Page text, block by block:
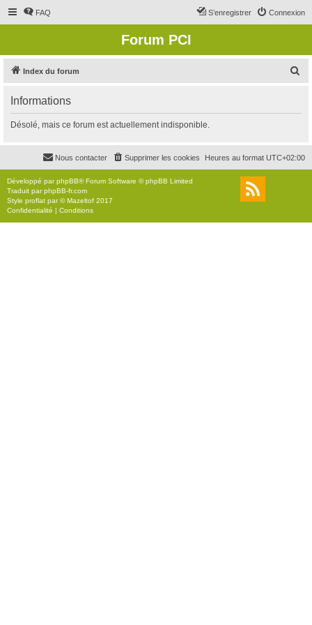
FAQ Connexion
S’enregistrer
Forum PCI
Index du forum
r
c
r
Informations
Désolé, mais ce forum est actuellement indisponible.
Heures au format UTC+02:00
Supprimer les cookies
Nous contacter
Développé parphpBB® Forum Software © phpBB Limited
Traduit parphpBB-fr.com
Style proflat par ©Mazeltof 2017
Confidentialité | Conditions